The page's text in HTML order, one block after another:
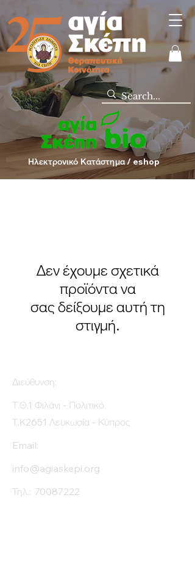
Ηλεκτρονικό Κατάστημα / eshop
Δεν έχουμε σχετικά
προϊόντα να
σας δείξουμε αυτή τη
στιγμή.
Διεύθυνση:
Τ.Θ.1 Φιλάνι - Πολιτικό
Τ.Κ2651 Λευκωσία - Κύπρος
Email:
info@agiaskepi.org
Τηλ.: 70087222